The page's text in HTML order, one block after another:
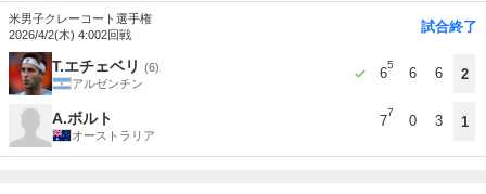
米男子クレーコート選手権
2026/4/2(木) 4:002回戦 試合終了
T.エチェベリ (6)
アルゼンチン
6
5
6 6 2
A.ボルト
オーストラリア
7
7
0 3 1